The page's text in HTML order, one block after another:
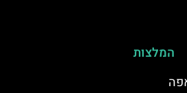
המלצות